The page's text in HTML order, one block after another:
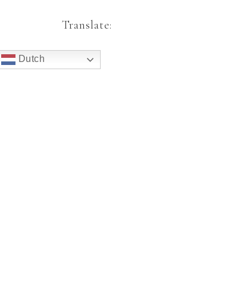
Translate:
Dutch